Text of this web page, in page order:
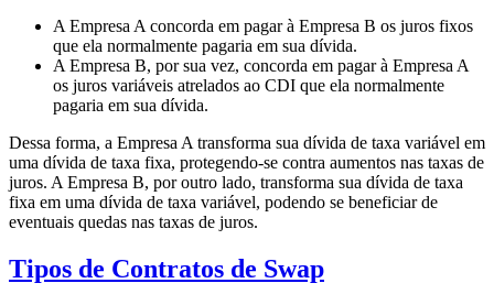
A Empresa A concorda em pagar à Empresa B os juros fixos
que ela normalmente pagaria em sua dívida.
A Empresa B, por sua vez, concorda em pagar à Empresa A
os juros variáveis atrelados ao CDI que ela normalmente
pagaria em sua dívida.
Dessa forma, a Empresa A transforma sua dívida de taxa variável em
uma dívida de taxa fixa, protegendo-se contra aumentos nas taxas de
juros. A Empresa B, por outro lado, transforma sua dívida de taxa
fixa em uma dívida de taxa variável, podendo se beneficiar de
eventuais quedas nas taxas de juros.
Tipos de Contratos de Swap